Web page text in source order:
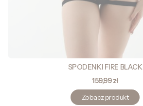
SPODENKI FIRE BLACK
Cena
159,99 zł
Zobacz produkt